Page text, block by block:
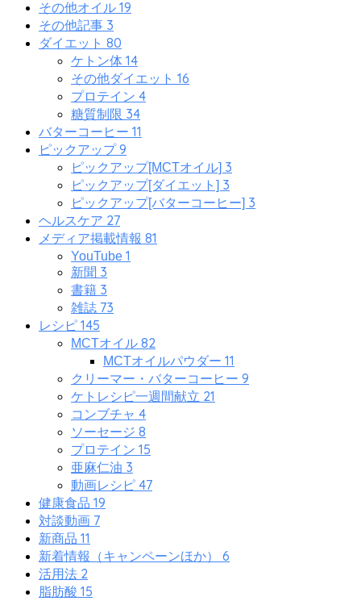
その他オイル 19
その他記事 3
ダイエット 80
ケトン体 14
その他ダイエット 16
プロテイン 4
糖質制限 34
バターコーヒー 11
ピックアップ9
ピックアップ[MCTオイル] 3
ピックアップ[ダイエット] 3
ピックアップ[バターコーヒー] 3
ヘルスケア 27
メディア掲載情報 81
YouTube 1
新聞 3
書籍 3
雑誌 73
レシピ 145
MCTオイル 82
MCTオイルパウダー 11
クリーマー・バターコーヒー 9
ケトレシピ一週間献立 21
コンブチャ 4
ソーセージ 8
プロテイン 15
亜麻仁油 3
動画レシピ 47
健康食品 19
対談動画 7
新商品 11
新着情報（キャンペーンほか） 6
活用法 2
脂肪酸 15